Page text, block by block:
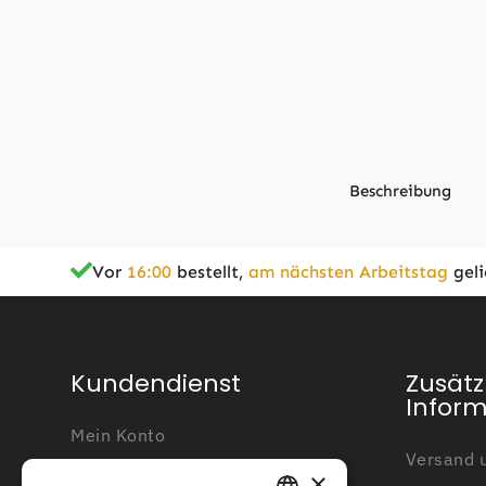
Beschreibung
Zusätzliche Informationen
Vor 16:00 bestellt, am nächsten Arbeitstag
Kundendienst
Mein Konto
Versand